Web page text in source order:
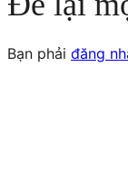
Bạn phải đăng